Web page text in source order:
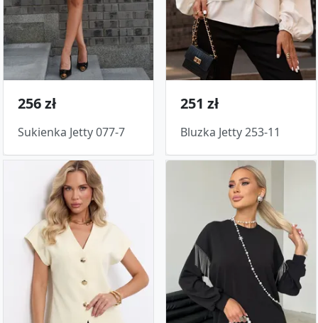
256 zł
Sukienka Jetty 077-7
251 zł
Bluzka Jetty 253-11